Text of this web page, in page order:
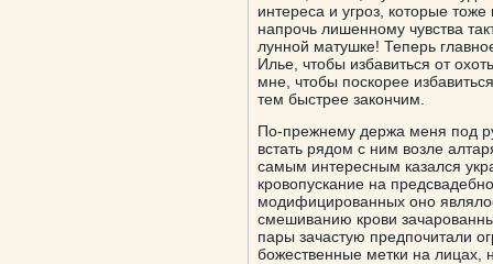
интереса и угроз, которые
напрочь лишенному чувства
лунной матушке! Теперь
Илье, чтобы избавиться от
мне, чтобы поскорее
тем быстрее закончим.
По-прежнему держа меня под
встать рядом с ним возле
самым интересным казался
кровопускание на
модифицированных оно
смешиванию крови
пары зачастую предпочитали
божественные метки на лицах,